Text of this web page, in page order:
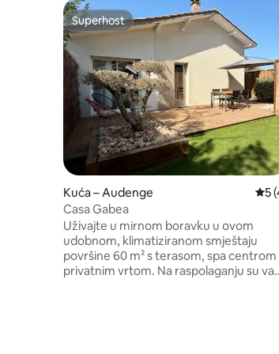
Superhost
Superhost
Kuća – Audenge
5
Casa Gabea
Uživajte u mirnom boravku u ovom
udobnom, klimatiziranom smještaju
površine 60 m² s terasom, spa centrom
privatnim vrtom. Na raspolaganju su